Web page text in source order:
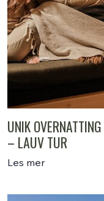
UNIK
– LAUV TUR
Les mer